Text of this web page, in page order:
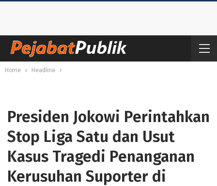
Home Headline
Presiden Jokowi Perintahkan
Stop Liga Satu dan Usut
Kasus Tragedi Penanganan
Kerusuhan Suporter di